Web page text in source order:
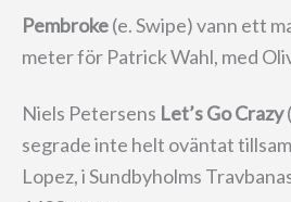
Pembroke(e. Swipe) vann ett
meter för Patrick Wahl, med
Niels Petersens Let’s Go Crazy
segrade inte helt oväntat
Lopez, i Sundbyholms